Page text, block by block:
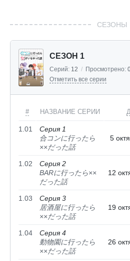
СЕЗОНЫ
СЕЗОН 1
Серий: 12 / Просмотрено:
Отметить все серии
# НАЗВАНИЕ СЕРИИ
1.01
Серия 1
合コンに行ったら
××だった話
5
1.02
Серия 2
BARに行ったら××
だった話
12
1.03
Серия 3
居酒屋に行ったら
××だった話
19
1.04
Серия 4
動物園に行ったら
××だった話
26